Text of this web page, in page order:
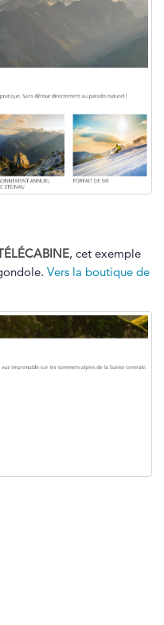
, cet exemple
Vers la boutique de